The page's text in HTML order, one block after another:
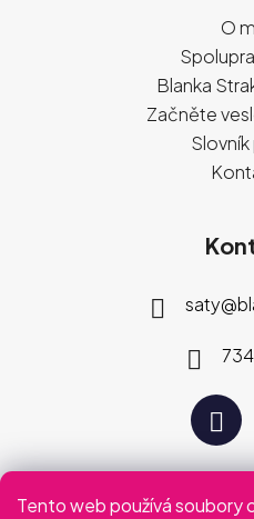
Tento web používá soubory
O
Blanka
Začněte
saty@
Plaťte jak